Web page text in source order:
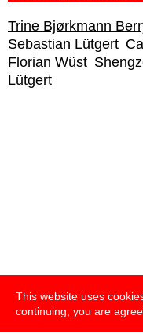
This website uses
continuing, you are
Trine Bjørkmann
Sebastian Lütgert
Florian Wüst
Lütgert